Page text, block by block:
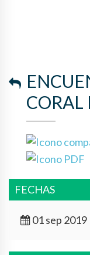
CORAL
FECHAS
01 sep 2019